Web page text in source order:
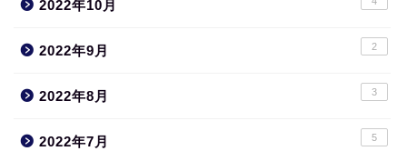
2022年10月
2022年9月 2
2022年8月 3
2022年7月 5